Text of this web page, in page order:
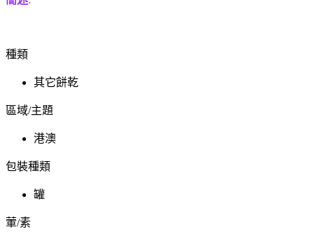
種類
其它餅乾
區域/主題
港澳
包裝種類
罐
葷/素